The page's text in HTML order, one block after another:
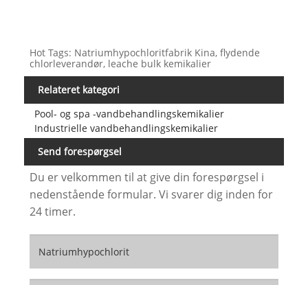
Hot Tags: Natriumhypochloritfabrik Kina, flydende
chlorleverandør, leache bulk kemikalier
Relateret kategori
Pool- og spa -vandbehandlingskemikalier
Industrielle vandbehandlingskemikalier
Send forespørgsel
Du er velkommen til at give din forespørgsel i
nedenstående formular. Vi svarer dig inden for
24 timer.